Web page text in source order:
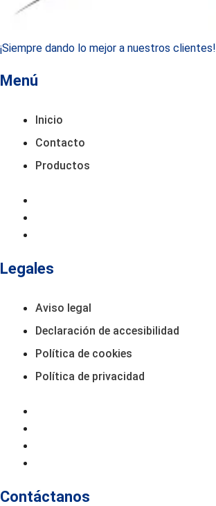
¡Siempre dando lo mejor a nuestros clientes!
Menú
Inicio
Contacto
Productos
Legales
Aviso legal
Declaración de accesibilidad
Política de cookies
Política de privacidad
Contáctanos